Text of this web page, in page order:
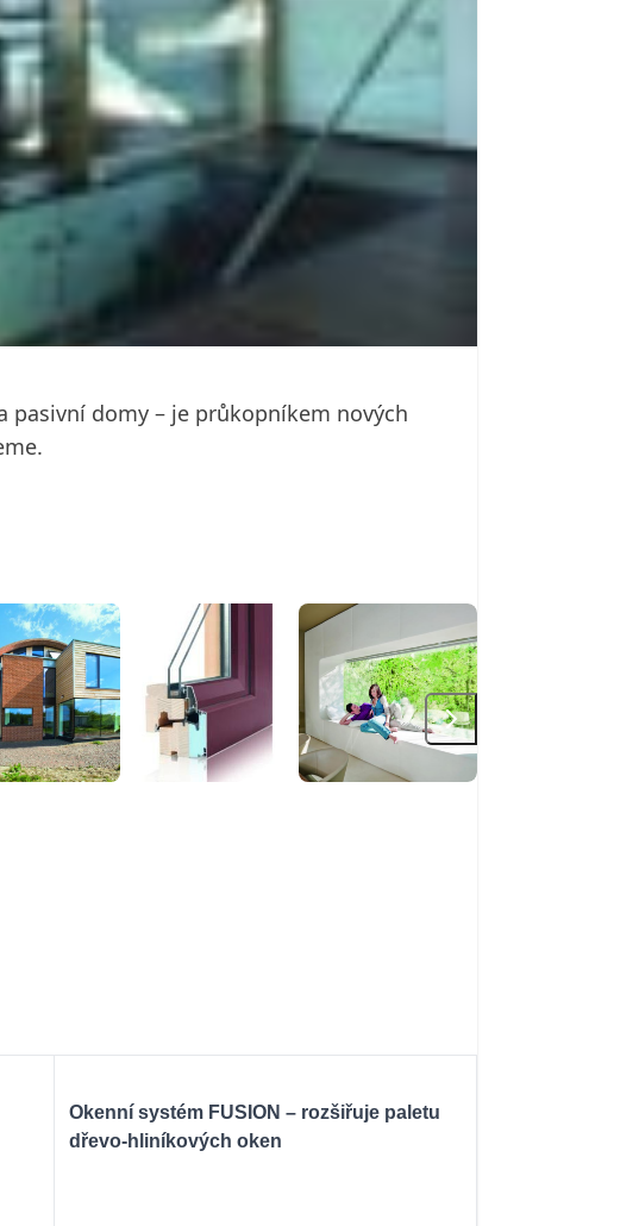
pasivní domy – je průkopníkem nových
Okenní systém FUSION – rozšiřuje paletu
dřevo-hliníkových oken